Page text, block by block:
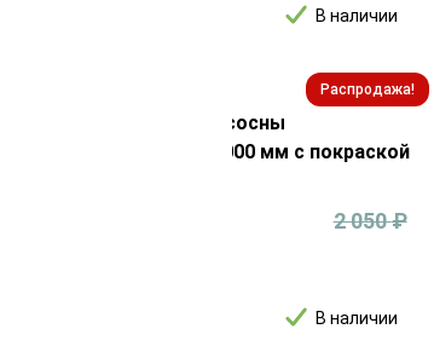
В наличии
Распродажа!
доска из ели/сосны
UYV 21х196х6000 мм с покраской
В наличии
2 050₽